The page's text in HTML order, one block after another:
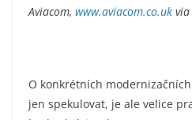
Aviacom, www.aviacom.co.uk via
O konkrétních
jen spekulovat, je ale velice